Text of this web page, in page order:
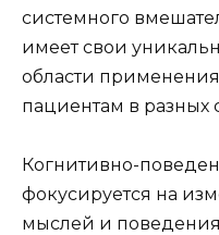
системного
имеет свои
области
пациентам в разных
Когнитивно-
фокусируется на
мыслей и